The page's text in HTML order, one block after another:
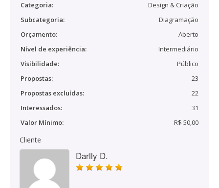
Categoria:
Design & Criação
Subcategoria:
Diagramação
Orçamento:
Aberto
Nível de experiência:
Intermediário
Visibilidade:
Público
Propostas:
23
Propostas excluídas:
22
Interessados:
31
Valor Mínimo:
R$ 50,00
Cliente
Darlly D.